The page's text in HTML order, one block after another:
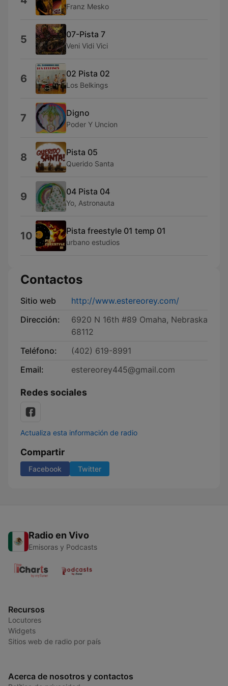
Franz Mesko
5 07-Pista 7
Veni Vidi Vici
6 02 Pista 02
Los Belkings
7 Digno
Poder Y Uncion
8 Pista 05
Querido Santa
9 04 Pista 04
Yo, Astronauta
10 Pista freestyle 01 temp 01
urbano estudios
Contactos
Sitio web
http://www.estereorey.com/
Dirección:
6920 N 16th #89 Omaha, Nebraska
68112
Teléfono:
(402) 619-8991
Email:
estereorey445@gmail.com
Redes sociales
Actualiza esta información de radio
Compartir
Facebook Twitter
Radio en Vivo
Emisoras y Podcasts
Recursos
Locutores
Widgets
Sitios web de radio por país
Acerca de nosotros y contactos